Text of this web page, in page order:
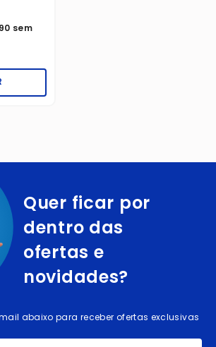
90 sem
Quer ficar por
dentro das
ofertas e
novidades?
abaixo para receber ofertas exclusivas